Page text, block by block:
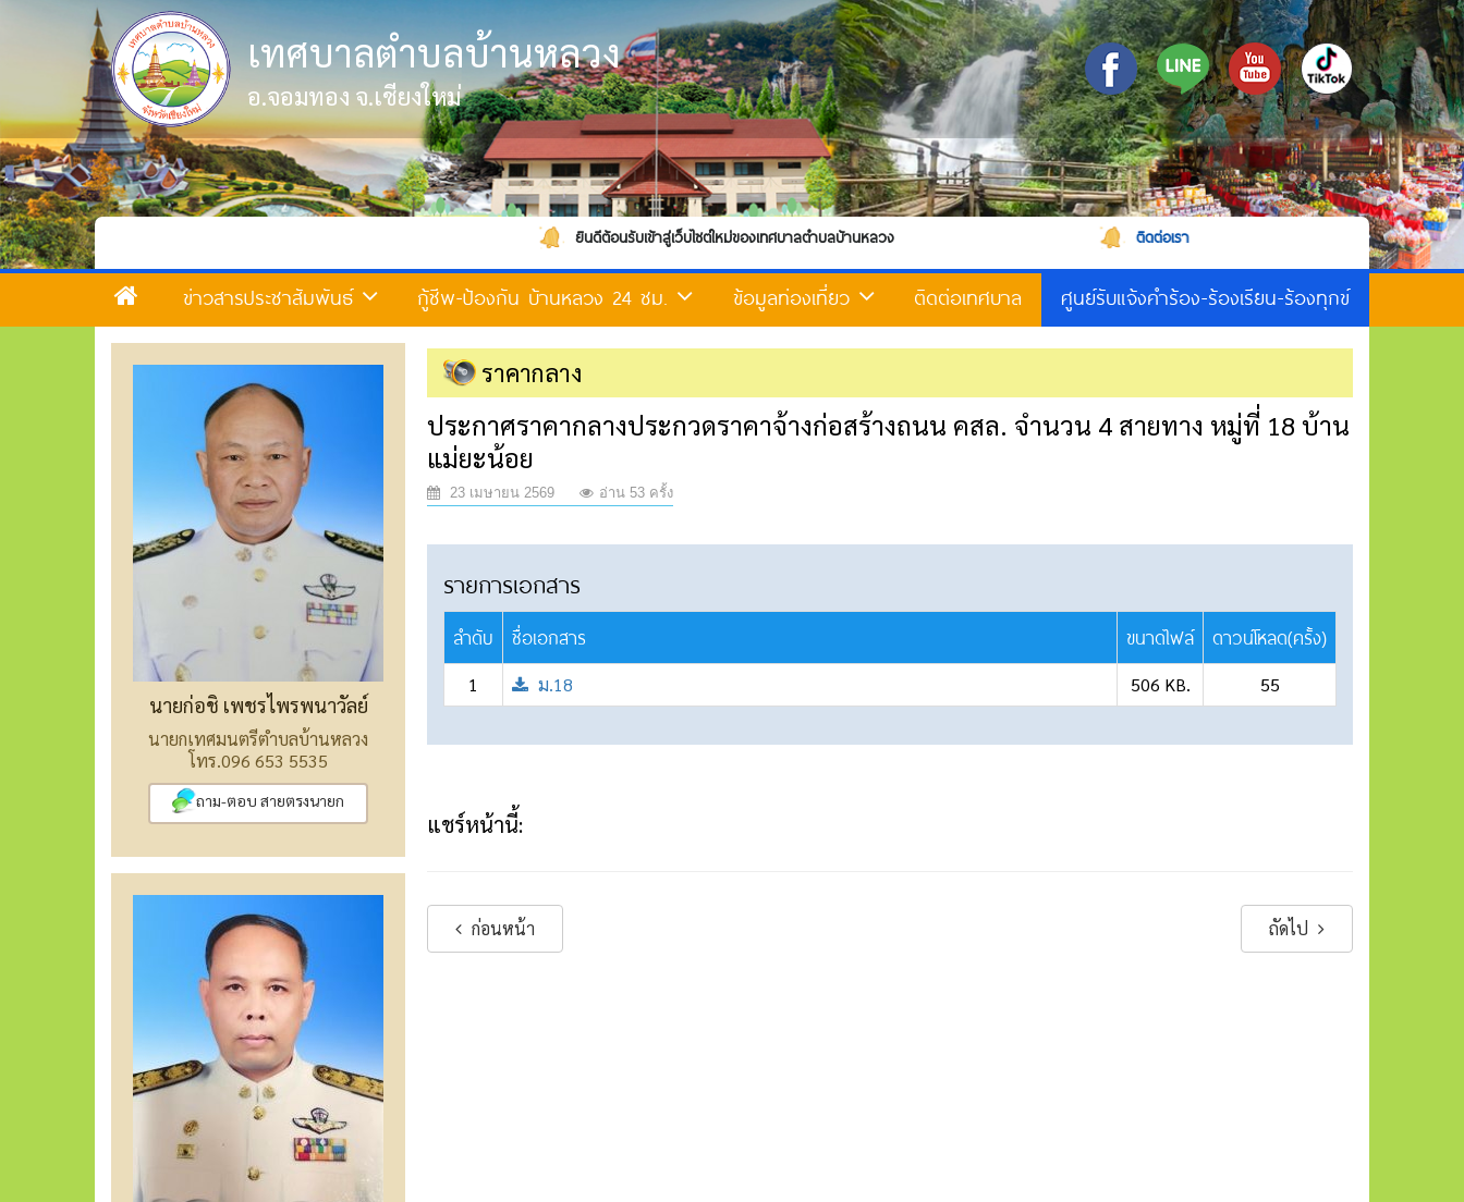
เทศบาลตำบลบ้านหลวง
อ.จอมทอง จ.เชียงใหม่
ยินดีต้อนรับเข้าสู่เว็บไซต์ใหม่ของเทศบาลตำบลบ้านหลวง
ข่าวสารประชาสัมพันธ์ กู้ชีพ-ป้องกัน บ้านหลวง 24 ชม. ข้อมูลท่องเที่ยว ติดต่อเทศบาล ศูนย์รับแจ้งคำร้อง-ร้องเรียน-ร้องทุกข์
นายก่อชิ เพชรไพรพนาวัลย์
นายกเทศมนตรีตำบลบ้านหลวง
โทร.096 653 5535
ถาม-ตอบ สายตรงนายก
ราคากลาง
ประกาศราคากลางประกวดราคาจ้างก่อสร้างถนน คสล. จำนวน 4 สายทาง หมู่ที่ 18 บ้าน
แม่ยะน้อย
23 เมษายน 2569 อ่าน 53 ครั้ง
รายการเอกสาร
ลำดับ ชื่อเอกสาร ขนาดไฟล์ ดาวน์โหลด(ครั้ง)
1 ม.18 506 KB. 55
แชร์หน้านี้:
ก่อนหน้า ถัดไป